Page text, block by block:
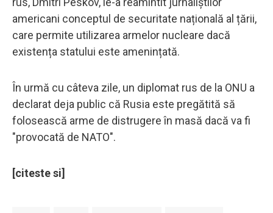
americani conceptul de securitate națională al țării,
care permite utilizarea armelor nucleare dacă
existența statului este amenințată.
În urmă cu câteva zile, un diplomat rus de la ONU a
declarat deja public că Rusia este pregătită să
folosească arme de distrugere în masă dacă va fi
"provocată de NATO".
[citeste si]